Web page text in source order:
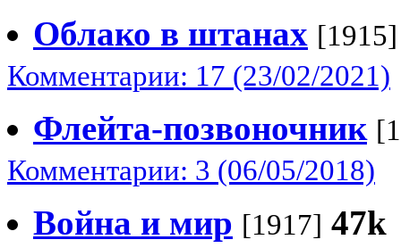
Облако в штанах [1915]
Комментарии: 17 (23/02/2021)
Флейта-позвоночник
Комментарии: 3 (06/05/2018)
Война и мир [1917] 47k